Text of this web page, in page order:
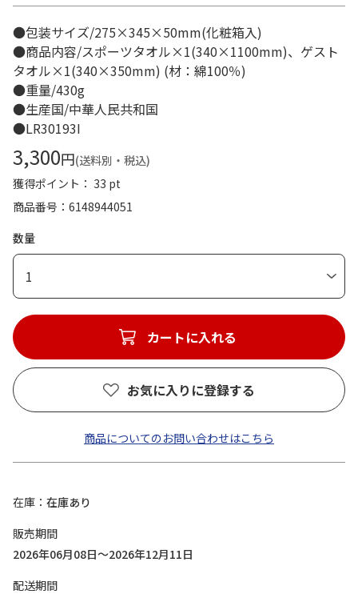
●包装サイズ/275×345×50mm(化粧箱入)
●商品内容/スポーツタオル×1(340×1100mm)、ゲスト
タオル×1(340×350mm) (材：綿100％)
●重量/430g
●生産国/中華人民共和国
●LR30193I
3,300円(送料別・税込)
獲得ポイント： 33 pt
商品番号
6148944051
数量
1
カートに入れる
お気に入りに登録する
商品についてのお問い合わせはこちら
在庫
在庫あり
販売期間
2026年06月08日～2026年12月11日
配送期間